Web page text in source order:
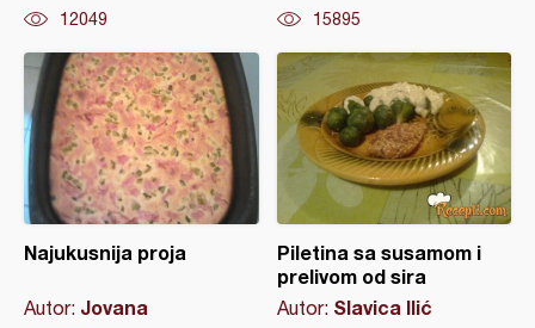
12049 15895
Najukusnija proja
Autor: Jovana
Piletina sa susamom i
prelivom od sira
Autor: Slavica Ilić